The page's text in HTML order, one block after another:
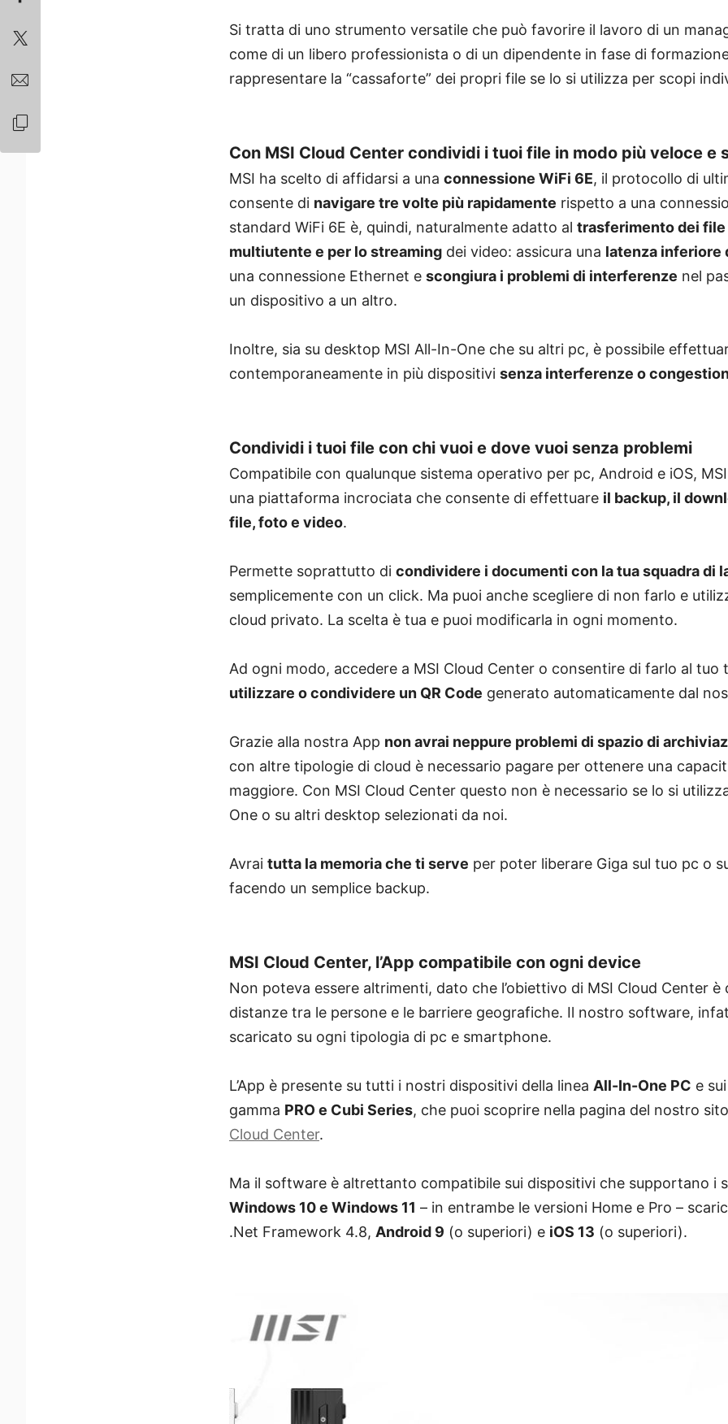
Si tratta di uno strumento versatile che può favorire il lavoro di un
come di un libero professionista o di un dipendente in fase di
rappresentare la “cassaforte” dei propri file se lo si utilizza per scopi
Con MSI Cloud Center condividi i tuoi file in modo più veloce e
MSI ha scelto di affidarsi a una connessione WiFi 6E, il protocollo di
consente di navigare tre volte più rapidamente rispetto a una
standard WiFi 6E è, quindi, naturalmente adatto al trasferimento dei file
multiutente e per lo streaming dei video: assicura una latenza inferiore
una connessione Ethernet e scongiura i problemi di interferenze nel
un dispositivo a un altro.
Inoltre, sia su desktop MSI All-In-One che su altri pc, è possibile
contemporaneamente in più dispositivi senza interferenze o
Condividi i tuoi file con chi vuoi e dove vuoi senza problemi
Compatibile con qualunque sistema operativo per pc, Android e iOS,
una piattaforma incrociata che consente di effettuare il backup, il
file, foto e video.
Permette soprattutto di condividere i documenti con la tua squadra di
semplicemente con un click. Ma puoi anche scegliere di non farlo e
cloud privato. La scelta è tua e puoi modificarla in ogni momento.
Ad ogni modo, accedere a MSI Cloud Center o consentire di farlo al tuo
utilizzare o condividere un QR Code generato automaticamente dal
Grazie alla nostra App non avrai neppure problemi di spazio di
con altre tipologie di cloud è necessario pagare per ottenere una
maggiore. Con MSI Cloud Center questo non è necessario se lo si
One o su altri desktop selezionati da noi.
Avrai tutta la memoria che ti serve per poter liberare Giga sul tuo pc o
facendo un semplice backup.
MSI Cloud Center, l’App compatibile con ogni device
Non poteva essere altrimenti, dato che l’obiettivo di MSI Cloud Center è
distanze tra le persone e le barriere geografiche. Il nostro software,
scaricato su ogni tipologia di pc e smartphone.
L’App è presente su tutti i nostri dispositivi della linea All-In-One PC e
gamma PRO e Cubi Series, che puoi scoprire nella pagina del nostro
Cloud Center.
Ma il software è altrettanto compatibile sui dispositivi che supportano i
Windows 10 e Windows 11 – in entrambe le versioni Home e Pro –
.Net Framework 4.8, Android 9 (o superiori) e iOS 13 (o superiori).